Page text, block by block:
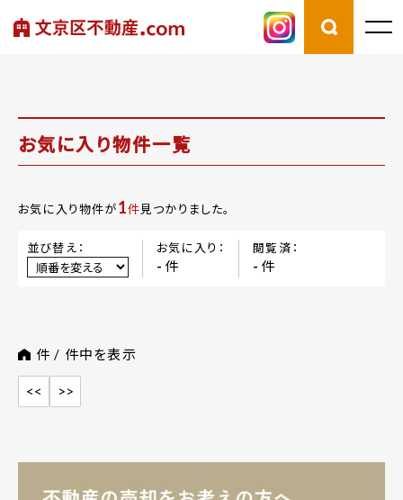
お気に入り物件一覧
お気に入り物件が1件見つかりました。
並び替え： お気に入り：
- 件
閲覧済：
- 件
件 / 件中を表示
<< >>